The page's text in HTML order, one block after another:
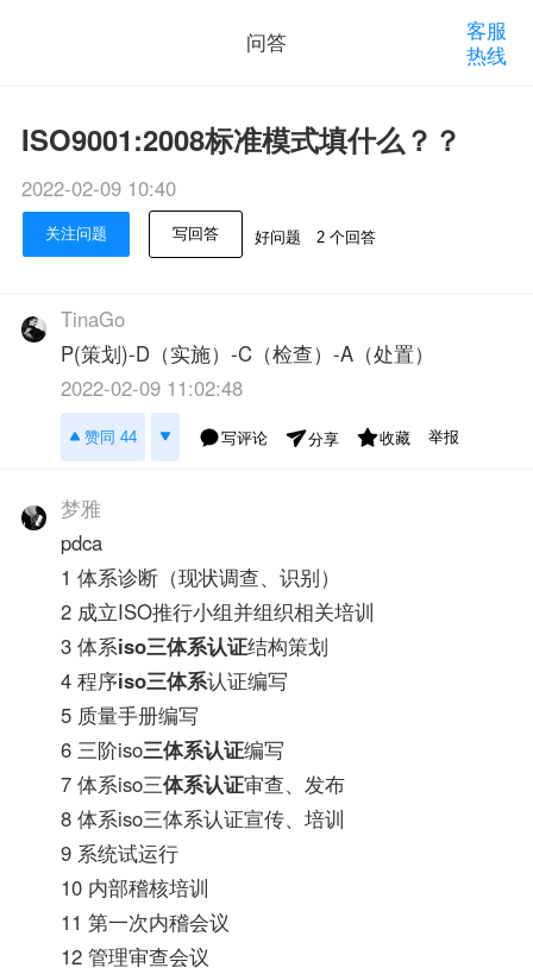
问答
客服
热线
ISO9001:2008标准模式填什么？？
2022-02-09 10:40
关注问题 写回答 好问题 2 个回答
TinaGo
P(策划)-D（实施）-C（检查）-A（处置）
2022-02-09 11:02:48
赞同 44 写评论 分享 收藏 举报
梦雅
pdca
1 体系诊断（现状调查、识别）
2 成立ISO推行小组并组织相关培训
3 体系iso三体系认证结构策划
4 程序iso三体系认证编写
5 质量手册编写
6 三阶iso三体系认证编写
7 体系iso三体系认证审查、发布
8 体系iso三体系认证宣传、培训
9 系统试运行
10 内部稽核培训
11 第一次内稽会议
12 管理审查会议